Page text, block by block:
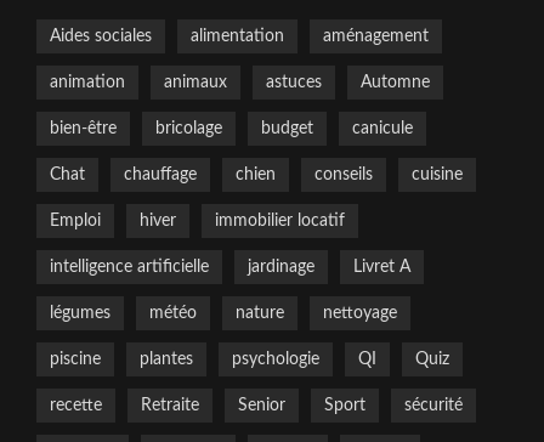
Aides sociales alimentation aménagement
animation animaux astuces Automne
bien-être bricolage budget canicule
Chat chauffage chien conseils cuisine
Emploi hiver immobilier locatif
intelligence artificielle jardinage Livret A
légumes météo nature nettoyage
piscine plantes psychologie QI Quiz
recette Retraite Senior Sport sécurité